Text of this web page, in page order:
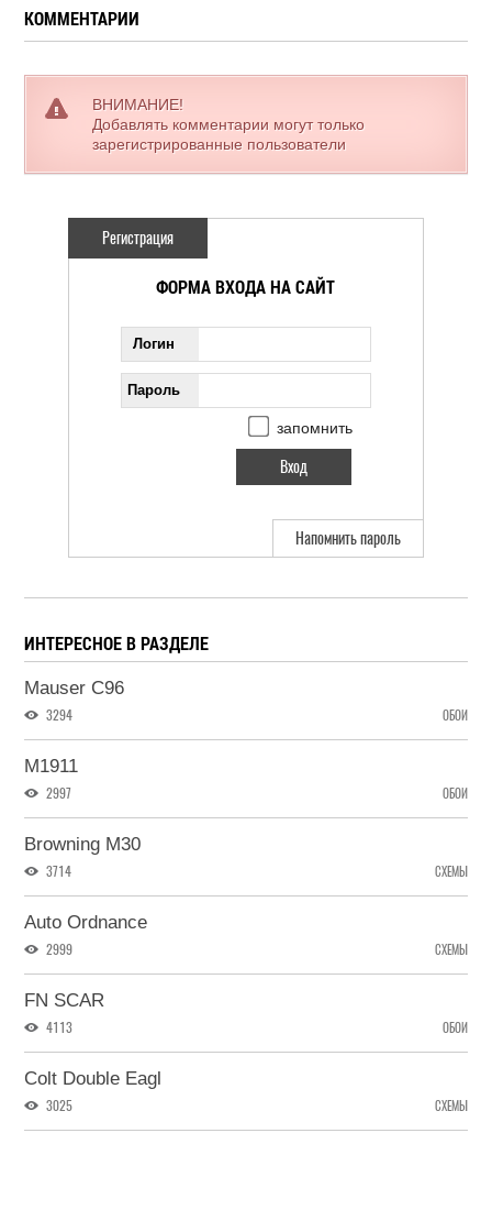
КОММЕНТАРИИ
ВНИМАНИЕ!
Добавлять комментарии могут только
зарегистрированные пользователи
Регистрация
ФОРМА ВХОДА НА САЙТ
Логин
Пароль
запомнить
Напомнить пароль
ИНТЕРЕСНОЕ В РАЗДЕЛЕ
Mauser C96
3294 ОБОИ
M1911
2997 ОБОИ
Browning M30
3714 СХЕМЫ
Auto Ordnance
2999 СХЕМЫ
FN SCAR
4113 ОБОИ
Colt Double Eagl
3025 СХЕМЫ